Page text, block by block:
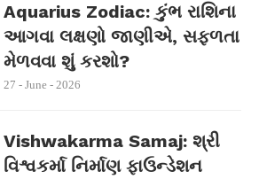
Aquarius Zodiac: કુંભ રાશિના
આગવા લક્ષણો જાણીએ, સફળતા
મેળવવા શું કરશો?
27 - June - 2026
Vishwakarma Samaj: શ્રી
વિશ્વકર્મા નિર્માણ ફાઉન્ડેશન